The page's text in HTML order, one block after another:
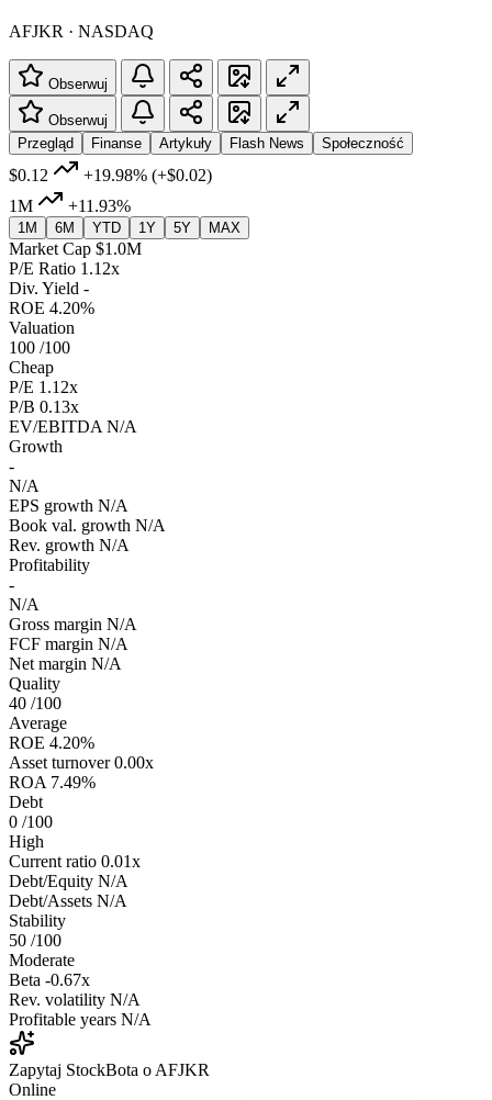
AFJKR · NASDAQ
Obserwuj
Obserwuj
Przegląd
Finanse Artykuły Flash News Społeczność
$0.12 +19.98% (+$0.02)
1M
+11.93%
1M 6M YTD 1Y 5Y MAX
Market Cap $1.0M
P/E Ratio 1.12x
Div. Yield -
ROE 4.20%
Valuation
100 /100
Cheap
P/E 1.12x
P/B 0.13x
EV/EBITDA N/A
Growth
-
N/A
EPS growth N/A
Book val. growth N/A
Rev. growth N/A
Profitability
-
N/A
Gross margin N/A
FCF margin N/A
Net margin N/A
Quality
40 /100
Average
ROE 4.20%
Asset turnover 0.00x
ROA 7.49%
Debt
0 /100
High
Current ratio 0.01x
Debt/Equity N/A
Debt/Assets N/A
Stability
50 /100
Moderate
Beta -0.67x
Rev. volatility N/A
Profitable years N/A
Zapytaj StockBota o AFJKR
Online